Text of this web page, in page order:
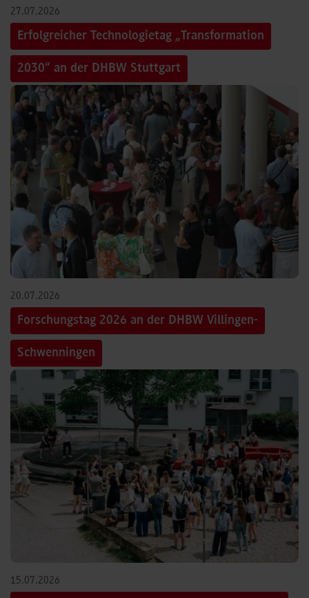
27.07.2026
Erfolgreicher Technologietag „Transformation
2030“ an der DHBW Stuttgart
20.07.2026
Forschungstag 2026 an der DHBW Villingen-
Schwenningen
15.07.2026